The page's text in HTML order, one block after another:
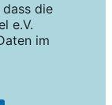
die
e.V.
im